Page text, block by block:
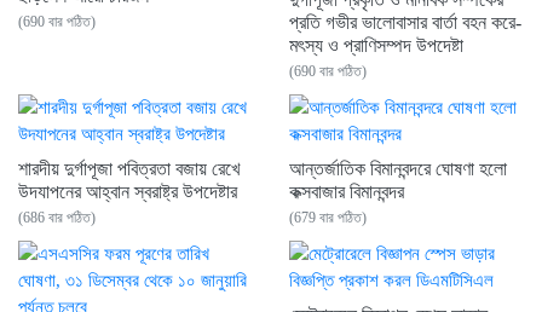
(690 বার পঠিত)
প্রতি গভীর ভালোবাসার বার্তা বহন করে-
মৎস্য ও প্রাণিসম্পদ উপদেষ্টা
(690 বার পঠিত)
শারদীয় দুর্গাপূজা পবিত্রতা বজায় রেখে
উদযাপনের আহ্বান স্বরাষ্ট্র উপদেষ্টার
(686 বার পঠিত)
আন্তর্জাতিক বিমানবন্দরে ঘোষণা হলো
কক্সবাজার বিমানবন্দর
(679 বার পঠিত)